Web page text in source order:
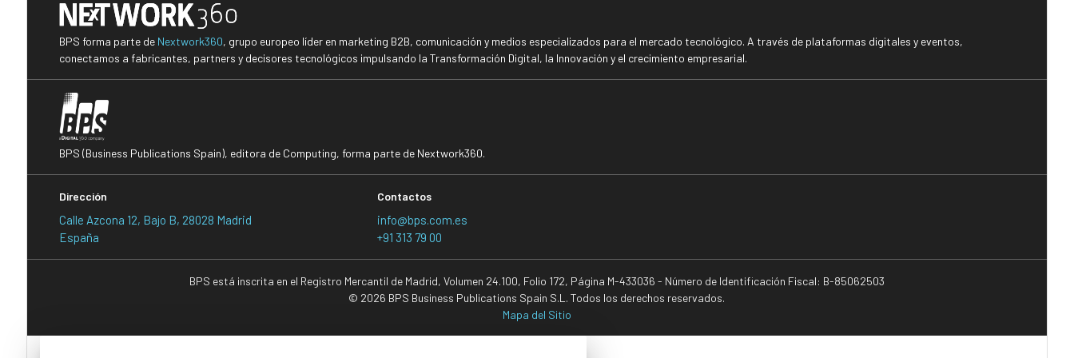
BPS forma parte de Nextwork360, grupo europeo líder en marketing B2B, comunicación y medios especializados para el mercado tecnológico. A través de plataformas digitales y eventos,
conectamos a fabricantes, partners y decisores tecnológicos impulsando la Transformación Digital, la Innovación y el crecimiento empresarial.
BPS (Business Publications Spain), editora de Computing, forma parte de Nextwork360.
Dirección
Calle Azcona 12, Bajo B, 28028 Madrid
España
Contactos
info@bps.com.es
+91 313 79 00
BPS está inscrita en el Registro Mercantil de Madrid, Volumen 24.100, Folio 172, Página M-433036 - Número de Identificación Fiscal: B-85062503
© 2026 BPS Business Publications Spain S.L. Todos los derechos reservados.
Mapa del Sitio